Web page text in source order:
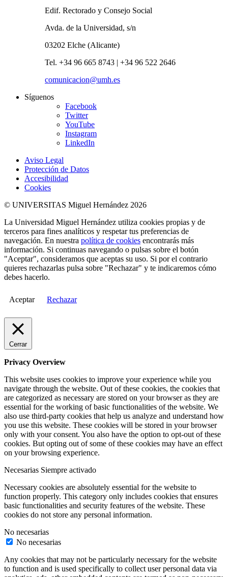
Edif. Rectorado y Consejo Social
Avda. de la Universidad, s/n
03202 Elche (Alicante)
Tel. +34 96 665 8743 | +34 96 522 2646
comunicacion@umh.es
Síguenos
Facebook
Twitter
YouTube
Instagram
LinkedIn
Aviso Legal
Protección de Datos
Accesibilidad
Cookies
© UNIVERSITAS Miguel Hernández 2026
La Universidad Miguel Hernández utiliza cookies propias y de
terceros para fines analíticos y respetar tus preferencias de
navegación. En nuestra política de cookies encontrarás más
información. Si continuas navegando o pulsas sobre el botón
"Aceptar", consideramos que aceptas su uso. Si por el contrario
quieres rechazarlas pulsa sobre "Rechazar" y te indicaremos cómo
debes hacerlo.
Aceptar Rechazar
Cerrar
Privacy Overview
This website uses cookies to improve your experience while you
navigate through the website. Out of these cookies, the cookies that
are categorized as necessary are stored on your browser as they are
essential for the working of basic functionalities of the website. We
also use third-party cookies that help us analyze and understand how
you use this website. These cookies will be stored in your browser
only with your consent. You also have the option to opt-out of these
cookies. But opting out of some of these cookies may have an effect
on your browsing experience.
Necesarias Siempre activado
Necessary cookies are absolutely essential for the website to
function properly. This category only includes cookies that ensures
basic functionalities and security features of the website. These
cookies do not store any personal information.
No necesarias
No necesarias
Any cookies that may not be particularly necessary for the website
to function and is used specifically to collect user personal data via